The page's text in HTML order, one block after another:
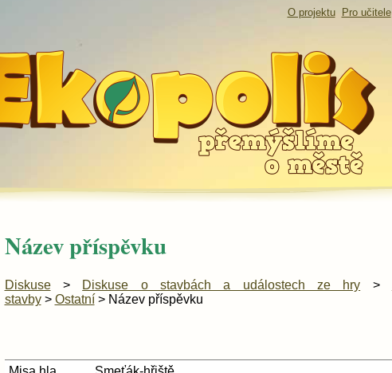
O projektu Pro učitele
Název příspěvku
Diskuse> Diskuse o stavbách a událostech ze hry >
stavby> Ostatní> Název příspěvku